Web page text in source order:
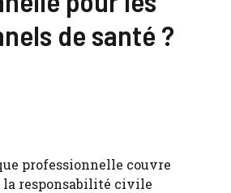
de santé ?
professionnelle couvre
responsabilité civile